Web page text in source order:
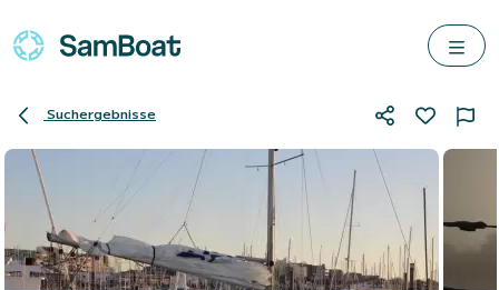
Suchergebnisse